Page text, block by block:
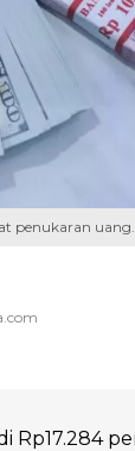
penukaran
Rp17.284